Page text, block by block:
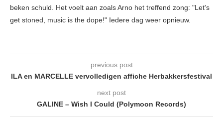
beken schuld. Het voelt aan zoals Arno het treffend zong: "Let's
get stoned, music is the dope!" Iedere dag weer opnieuw.
previous post
ILA en MARCELLE vervolledigen affiche Herbakkersfestival
next post
GALINE – Wish I Could (Polymoon Records)